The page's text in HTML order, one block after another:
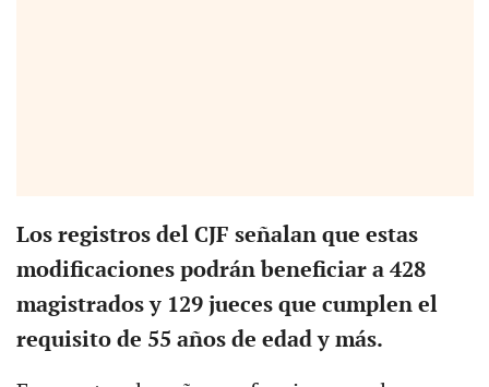
Los registros del CJF señalan que estas
modificaciones podrán beneficiar a 428
magistrados y 129 jueces que cumplen el
requisito de 55 años de edad y más.